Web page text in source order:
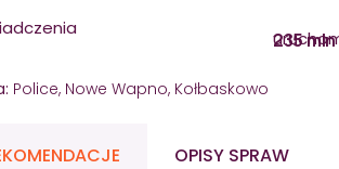
235 mln
Police, Nowe Wapno, Kołbaskowo
OPISY SPRAW